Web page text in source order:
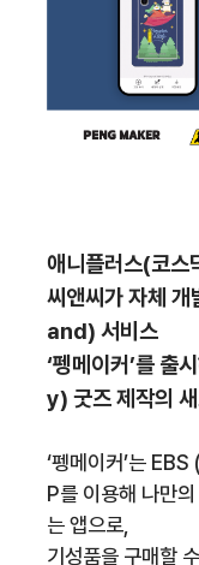
애니플러스(코
씨앤씨가 자체
and) 서비스
‘펭메이커’를
y) 굿즈 제작의
‘펭메이커’는
P를 이용해 나만
는 앱으로,
기성품을 구매할